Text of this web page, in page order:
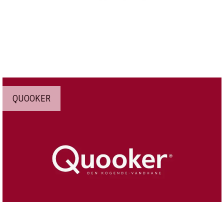
QUOOKER